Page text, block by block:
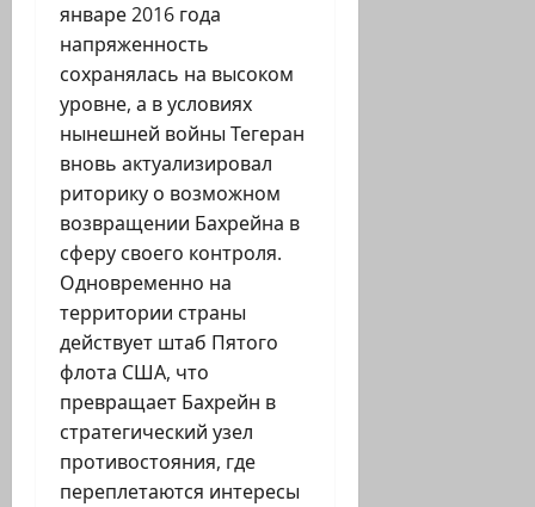
январе 2016 года
напряженность
сохранялась на высоком
уровне, а в условиях
нынешней войны Тегеран
вновь актуализировал
риторику о возможном
возвращении Бахрейна в
сферу своего контроля.
Одновременно на
территории страны
действует штаб Пятого
флота США, что
превращает Бахрейн в
стратегический узел
противостояния, где
переплетаются интересы